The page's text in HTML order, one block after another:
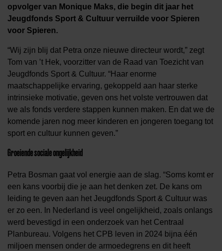
opvolger van Monique Maks, die begin dit jaar het
Jeugdfonds Sport & Cultuur verruilde voor Spieren
voor Spieren.
“Wij zijn blij dat Petra onze nieuwe directeur wordt,” zegt
Tom van ’t Hek, voorzitter van de Raad van Toezicht van
Jeugdfonds Sport & Cultuur. “Haar enorme
maatschappelijke ervaring, gekoppeld aan haar sterke
intrinsieke motivatie, geven ons het volste vertrouwen dat
we als fonds verdere stappen kunnen maken. En dat we de
komende jaren nog meer kinderen en jongeren toegang tot
sport en cultuur kunnen geven.”
Groeiende sociale ongelijkheid
Petra Bosman gaat vol energie aan de slag. “Soms komt er
een kans voorbij die je aan het denken zet. De kans om
leiding te geven aan het Jeugdfonds Sport & Cultuur was
er zo een. In Nederland is veel ongelijkheid, zoals onlangs
werd bevestigd in een onderzoek van het Centraal
Planbureau. Volgens het CPB leven in 2024 bijna één
miljoen mensen onder de armoedegrens en dit heeft